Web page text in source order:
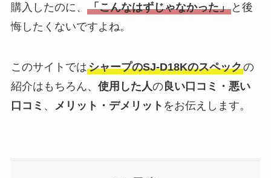
購入したのに、 「こんなはずじゃなかった」と後
悔したくないですよね。
このサイトではシャープのSJ-D18Kのスペックの
紹介はもちろん、 使用した人の良い口コミ・悪い
口コミ 、 メリット・デメリット をお伝えします。